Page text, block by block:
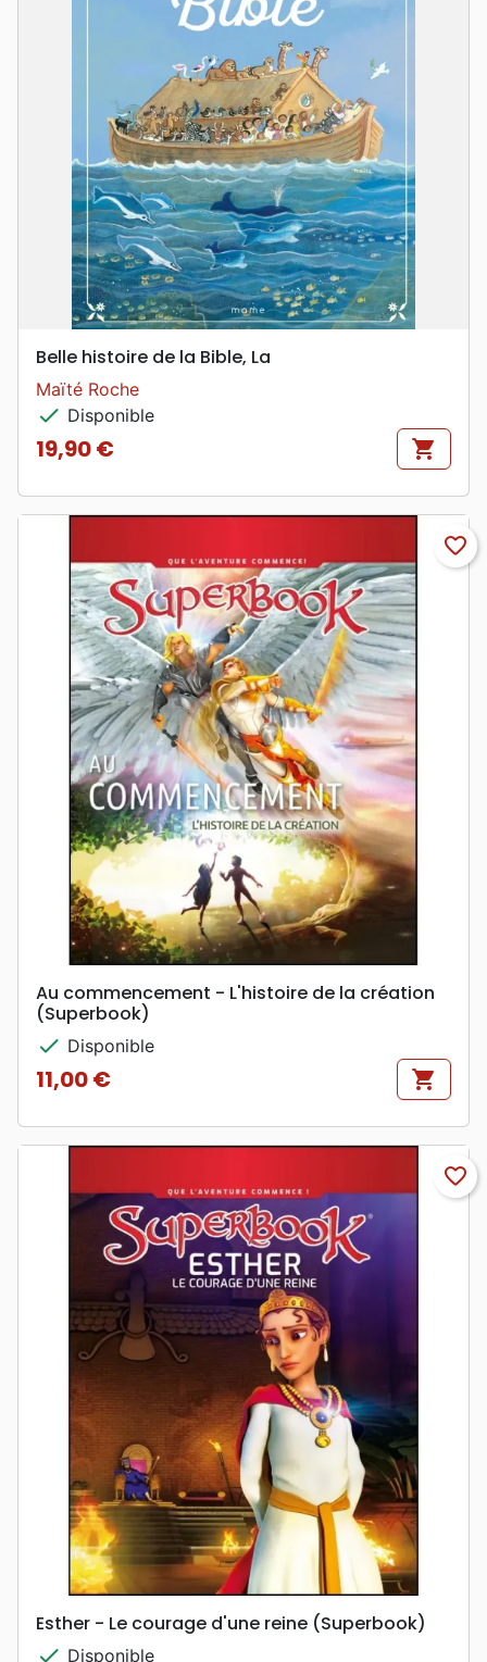
Belle histoire de la Bible, La
Maïté Roche
check Disponible
Prix
19,90 € shopping_cart
favorite_border
Au commencement - L'histoire de la création
(Superbook)
check Disponible
Prix
11,00 € shopping_cart
favorite_border
Esther - Le courage d'une reine (Superbook)
check Disponible